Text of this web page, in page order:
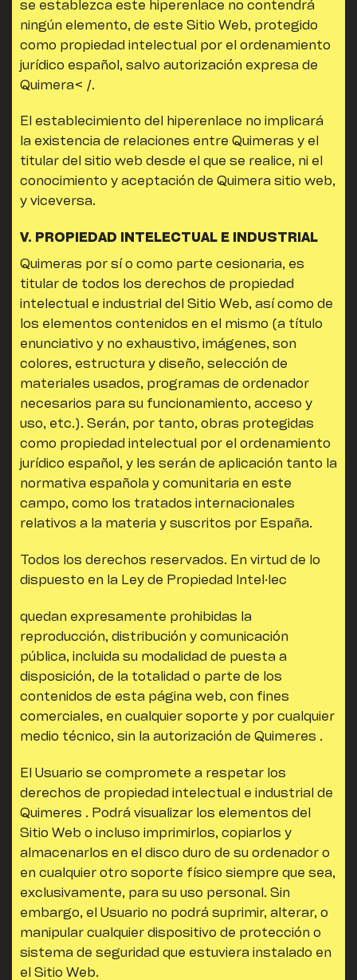
se establezca este hiperenlace no contendrá
ningún elemento, de este Sitio Web, protegido
como propiedad intelectual por el ordenamiento
jurídico español, salvo autorización expresa de
Quimera< /.
El establecimiento del hiperenlace no implicará
la existencia de relaciones entre Quimeras y el
titular del sitio web desde el que se realice, ni el
conocimiento y aceptación de Quimera sitio web,
y viceversa.
V. PROPIEDAD INTELECTUAL E INDUSTRIAL
Quimeras por sí o como parte cesionaria, es
titular de todos los derechos de propiedad
intelectual e industrial del Sitio Web, así como de
los elementos contenidos en el mismo (a título
enunciativo y no exhaustivo, imágenes, son
colores, estructura y diseño, selección de
materiales usados, programas de ordenador
necesarios para su funcionamiento, acceso y
uso, etc.). Serán, por tanto, obras protegidas
como propiedad intelectual por el ordenamiento
jurídico español, y les serán de aplicación tanto la
normativa española y comunitaria en este
campo, como los tratados internacionales
relativos a la materia y suscritos por España.
Todos los derechos reservados. En virtud de lo
dispuesto en la Ley de Propiedad Intel·lec
quedan expresamente prohibidas la
reproducción, distribución y comunicación
pública, incluida su modalidad de puesta a
disposición, de la totalidad o parte de los
contenidos de esta página web, con fines
comerciales, en cualquier soporte y por cualquier
medio técnico, sin la autorización de Quimeres .
El Usuario se compromete a respetar los
derechos de propiedad intelectual e industrial de
Quimeres . Podrá visualizar los elementos del
Sitio Web o incluso imprimirlos, copiarlos y
almacenarlos en el disco duro de su ordenador o
en cualquier otro soporte físico siempre que sea,
exclusivamente, para su uso personal. Sin
embargo, el Usuario no podrá suprimir, alterar, o
manipular cualquier dispositivo de protección o
sistema de seguridad que estuviera instalado en
el Sitio Web.